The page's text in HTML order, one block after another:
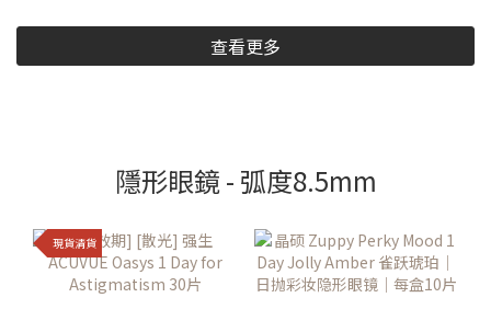
查看更多
隱形眼鏡 - 弧度8.5mm
現貨清貨